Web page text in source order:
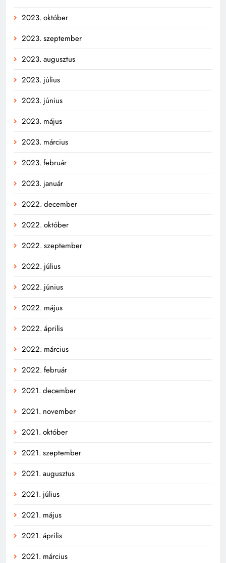
2023. október
2023. szeptember
2023. augusztus
2023. július
2023. június
2023. május
2023. március
2023. február
2023. január
2022. december
2022. október
2022. szeptember
2022. július
2022. június
2022. május
2022. április
2022. március
2022. február
2021. december
2021. november
2021. október
2021. szeptember
2021. augusztus
2021. július
2021. május
2021. április
2021. március